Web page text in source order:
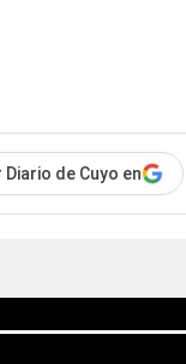
de Cuyo en